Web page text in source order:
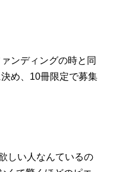
ンディングの時と同
め、10冊限定で募集
しい人なんているの